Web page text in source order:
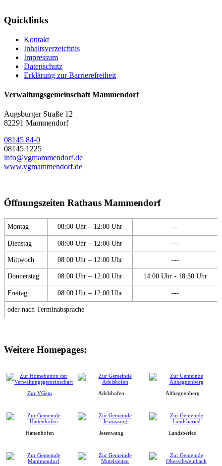
Quicklinks
Kontakt
Inhaltsverzeichnis
Impressum
Datenschutz
Erklärung zur Barrierefreiheit
Verwaltungsgemeinschaft Mammendorf
Augsburger Straße 12
82291 Mammendorf
08145 84-0
08145 1225
info@vgmammendorf.de
www.vgmammendorf.de
Öffnungszeiten Rathaus Mammendorf
Montag 08:00 Uhr – 12:00 Uhr ---
Dienstag 08:00 Uhr – 12:00 Uhr ---
Mittwoch 08:00 Uhr – 12:00 Uhr ---
Donnerstag 08:00 Uhr – 12:00 Uhr 14:00 Uhr - 18:30 Uhr
Freitag 08:00 Uhr – 12:00 Uhr ---
oder nach Terminabsprache
Weitere Homepages:
Zur VGem Adelshofen Althegnenberg
Hattenhofen Jesenwang Landsberied